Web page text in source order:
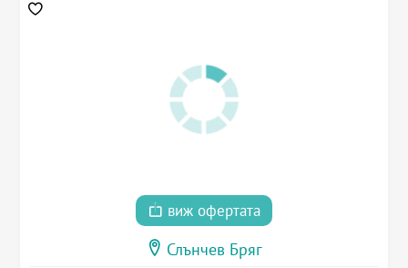
виж офертата
Слънчев Бряг